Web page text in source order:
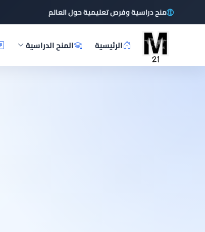
منح دراسية وفرص تعليمية حول العالم
الرئيسية المنح الدراسية